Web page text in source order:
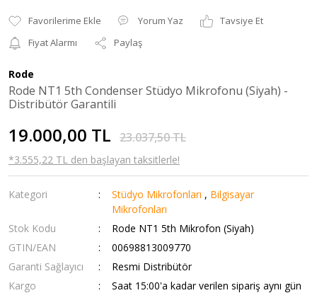
Yorum Yaz
Tavsiye Et
Fiyat Alarmı
Paylaş
Rode
Rode NT1 5th Condenser Stüdyo Mikrofonu (Siyah) -
Distribütör Garantili
19.000,00 TL 23.037,50 TL
*3.555,22 TL den başlayan taksitlerle!
Kategori Stüdyo Mikrofonları , Bilgisayar
Mikrofonları
Stok Kodu
Rode NT1 5th Mikrofon (Siyah)
GTIN/EAN
00698813009770
Garanti Sağlayıcı
Resmi Distribütör
Kargo
Saat 15:00'a kadar verilen sipariş aynı gün